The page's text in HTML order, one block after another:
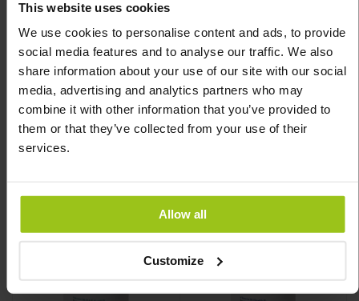
This website uses cookies
We use cookies to personalise content and ads, to provide
social media features and to analyse our traffic. We also
share information about your use of our site with our social
media, advertising and analytics partners who may
combine it with other information that you’ve provided to
them or that they’ve collected from your use of their
services.
Allow all
Customize
36,99 €
43,99 €
Adicionar ao Carrinho
22,99 €
34,99 €
Adicionar ao Carrinho